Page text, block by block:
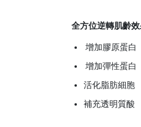
全方位逆轉肌齡
增加膠原蛋白
增加彈性蛋白
活化脂肪細胞
補充透明質酸